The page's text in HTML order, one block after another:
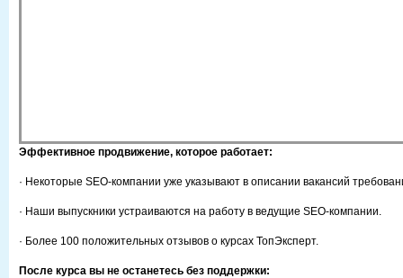
Эффективное продвижение, которое работает:
· Некоторые SEO-компании уже указывают в описании вакансий
· Наши выпускники устраиваются на работу в ведущие SEO-компании.
· Более 100 положительных отзывов о курсах ТопЭксперт.
После курса вы не останетесь без поддержки: